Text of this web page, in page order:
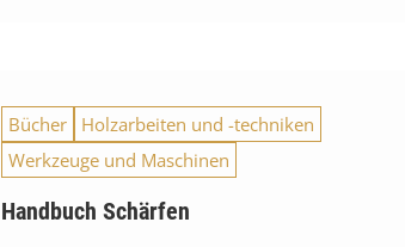
9
3
,
Bücher
Holzarbeiten und -techniken
Werkzeuge und Maschinen
Handbuch Schärfen